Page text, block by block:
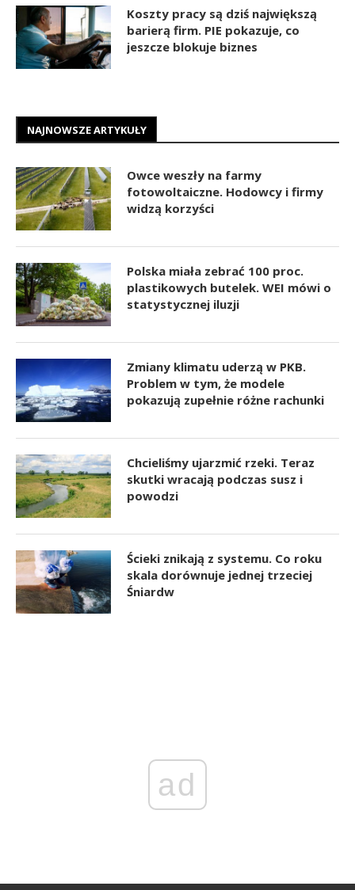
Koszty pracy są dziś największą
barierą firm. PIE pokazuje, co
jeszcze blokuje biznes
NAJNOWSZE ARTYKUŁY
Owce weszły na farmy
fotowoltaiczne. Hodowcy i firmy
widzą korzyści
Polska miała zebrać 100 proc.
plastikowych butelek. WEI mówi o
statystycznej iluzji
Zmiany klimatu uderzą w PKB.
Problem w tym, że modele
pokazują zupełnie różne rachunki
Chcieliśmy ujarzmić rzeki. Teraz
skutki wracają podczas susz i
powodzi
Ścieki znikają z systemu. Co roku
skala dorównuje jednej trzeciej
Śniardw
ad